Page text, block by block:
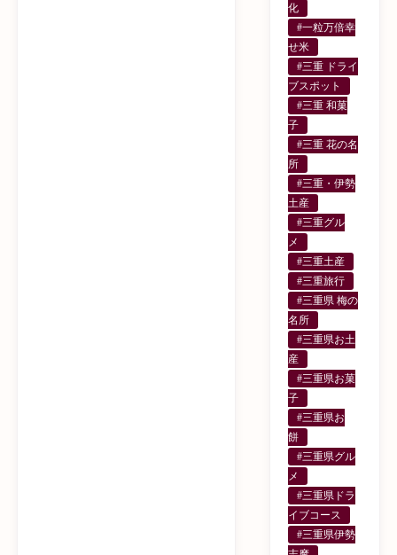
化
#一粒万倍幸
せ米
#三重 ドライ
ブスポット
#三重 和菓
子
#三重 花の名
所
#三重・伊勢
土産
#三重グル
メ
#三重土産
#三重旅行
#三重県 梅の
名所
#三重県お土
産
#三重県お菓
子
#三重県お
餅
#三重県グル
メ
#三重県ドラ
イブコース
#三重県伊勢